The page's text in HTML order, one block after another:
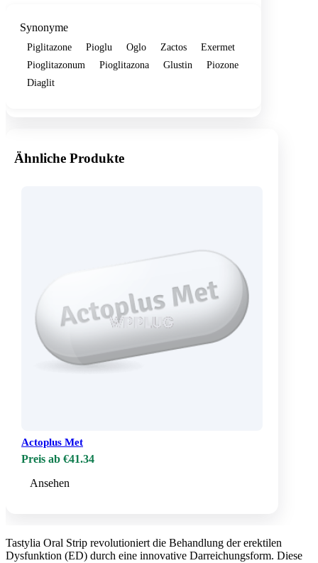
Synonyme
Piglitazone Pioglu Oglo Zactos
Exermet
Pioglitazonum
Pioglitazona Glustin
Piozone
Diaglit
Ähnliche Produkte
Actoplus Met
Preis ab €41.34
Ansehen
Tastylia Oral Strip revolutioniert die Behandlung der erektilen
Dysfunktion (ED) durch eine innovative Darreichungsform. Diese